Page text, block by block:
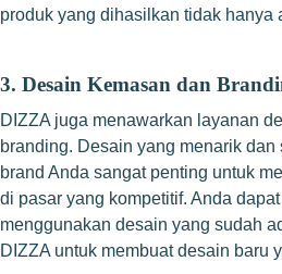
produk yang dihasilkan tidak hanya
3. Desain Kemasan dan
DIZZA juga menawarkan layanan
branding. Desain yang menarik
brand Anda sangat penting untuk
di pasar yang kompetitif. Anda
menggunakan desain yang sudah
DIZZA untuk membuat desain baru